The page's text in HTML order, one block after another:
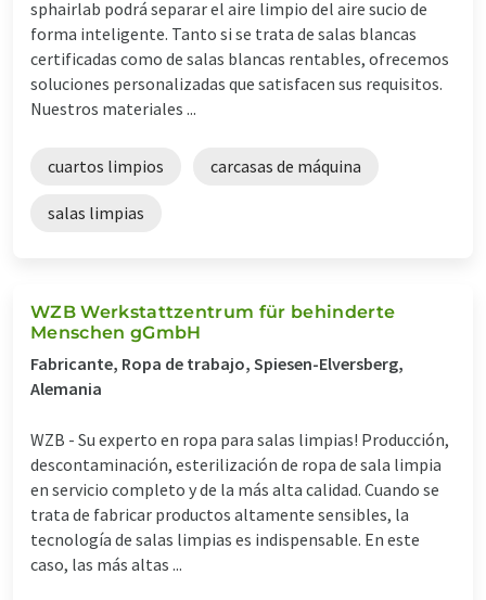
sphairlab podrá separar el aire limpio del aire sucio de
forma inteligente. Tanto si se trata de salas blancas
certificadas como de salas blancas rentables, ofrecemos
soluciones personalizadas que satisfacen sus requisitos.
Nuestros materiales ...
cuartos limpios carcasas de máquina
salas limpias
WZB Werkstattzentrum für behinderte
Menschen gGmbH
Fabricante, Ropa de trabajo, Spiesen-Elversberg,
Alemania
WZB - Su experto en ropa para salas limpias! Producción,
descontaminación, esterilización de ropa de sala limpia
en servicio completo y de la más alta calidad. Cuando se
trata de fabricar productos altamente sensibles, la
tecnología de salas limpias es indispensable. En este
caso, las más altas ...